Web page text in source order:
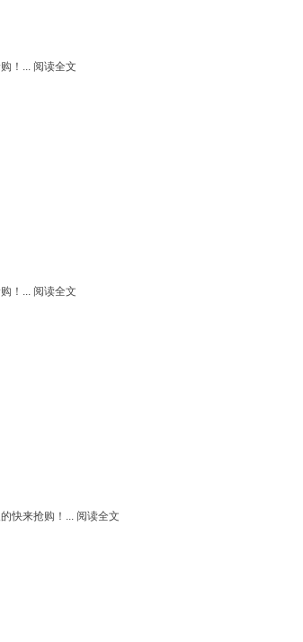
！... 阅读全文
！... 阅读全文
快来抢购！... 阅读全文